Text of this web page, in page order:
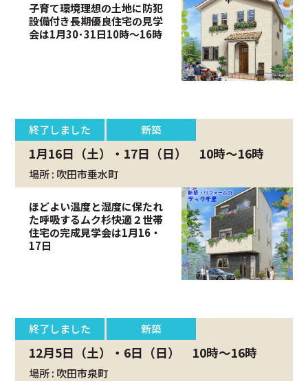
子育て環境理想の土地に防犯
設備付き長期優良住宅の見学
会は1月30･31日10時～16時
終了しました 新築
1月16日（土）・17日（日） 10時～16時
場所 : 吹田市垂水町
ほどよい温度と湿度に保たれ
た呼吸するムク杉快適２世帯
住宅の完成見学会は1月16・
17日
終了しました 新築
12月5日（土）・6日（日） 10時～16時
場所 : 吹田市泉町